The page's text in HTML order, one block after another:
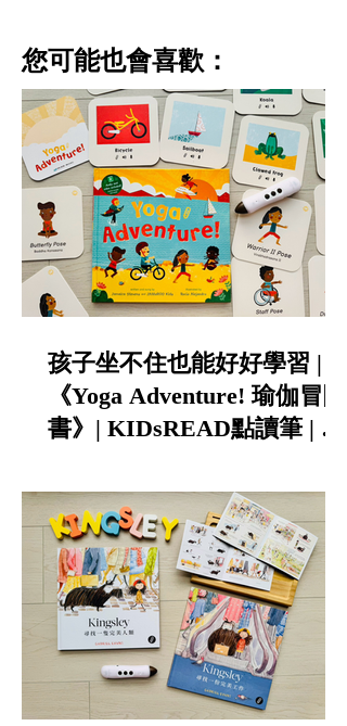
​您可能也會喜歡：
孩子坐不住也能好好學習 |
《Yoga Adventure! 瑜伽冒險
書》| KIDsREAD點讀筆 | 中